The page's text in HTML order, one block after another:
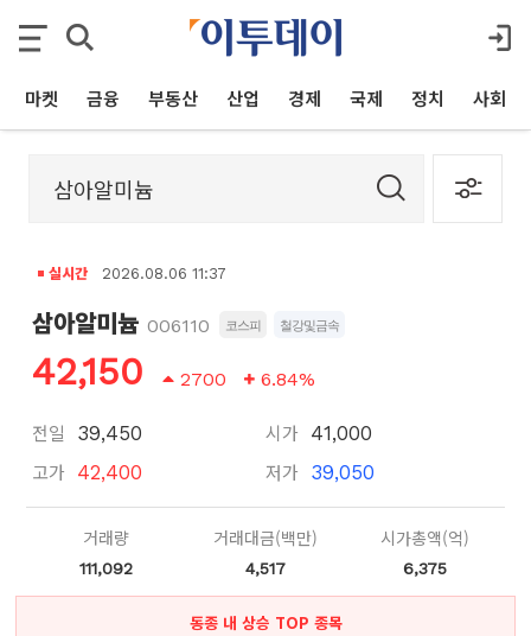
마켓 금융 부동산 산업 경제 국제 정치 사회
실시간 2026.08.06 11:37
삼아알미늄 006110 코스피 철강및금속
42,150 2700 6.84%
전일 39,450
고가 42,400
시가 41,000
저가 39,050
거래량
111,092
거래대금(백만)
4,517
시가총액(억)
6,375
동종 내 상승 TOP 종목